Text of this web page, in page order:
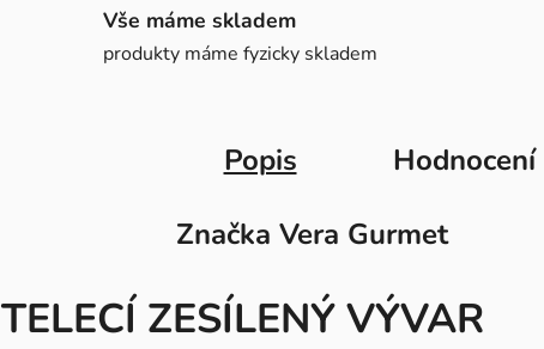
Vše máme skladem
produkty máme fyzicky skladem
Popis Hodnocení
Značka Vera Gurmet
TELECÍ ZESÍLENÝ VÝVAR